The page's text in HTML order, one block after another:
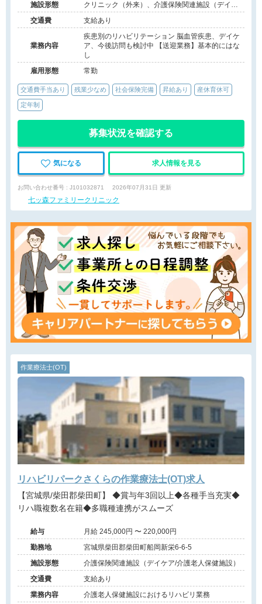
施設形態
クリニック（外来）、介護保険関連施設（デイケ
ア/訪問看護・リハ）
交通費 支給あり
業務内容
疾患別のリハビリテーション 脳血管疾患、デイケ
ア、今後訪問も検討中 【送迎業務】基本的にはな
し
雇用形態
常勤
交通費手当あり 残業少なめ 社会保険完備 昇給あり 産休育休可
定年制
募集状況を確認する
気になる 求人情報を見る
お問い合わせ番号 : J101032871 2026年07月31日 更新
七ッ森ファミリークリニック
作業療法士(OT)
リハビリパークさくらの作業療法士(OT)求人
【宮城県/柴田郡柴田町】 ◆賞与年3回以上◆各種手当充実◆
リハ職複数名在籍◆多職種連携がスムーズ
給与
月給 245,000円 〜 220,000円
勤務地
宮城県柴田郡柴田町船岡新栄6-6-5
施設形態
介護保険関連施設（デイケア/介護老人保健施設）
交通費
支給あり
業務内容
介護老人保健施設におけるリハビリ業務